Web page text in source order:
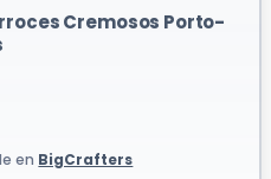
Cremosos Porto-
en BigCrafters